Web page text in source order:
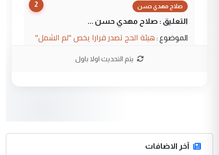
2 صلاح مهدي حسن
التعليق : صلاح مهدي حسن ...
الموضوع : هيئة الحج تصدر قرارا يخص "لم الشمل"
hadi
يتم التحديث اولا باول
آخر الاضافات